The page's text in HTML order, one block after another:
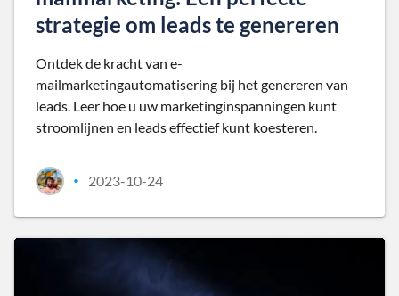
strategie om leads te genereren
Ontdek de kracht van e-
mailmarketingautomatisering bij het genereren van
leads. Leer hoe u uw marketinginspanningen kunt
stroomlijnen en leads effectief kunt koesteren.
• 2023-10-24